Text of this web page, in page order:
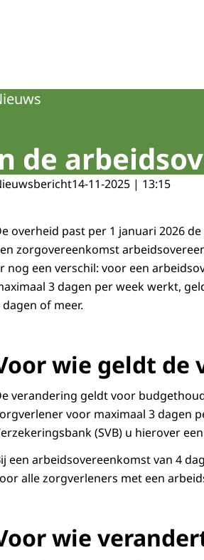
de
14-11-2025 | 13:15
overheid past per 1 januari 2026
zorgovereenkomst
nog een verschil: voor een
3 dagen per week werkt,
dagen of meer.
wie geldt de
verandering geldt voor
voor maximaal 3 dagen
(SVB) u hierover
een arbeidsovereenkomst van 4
alle zorgverleners met een
wie